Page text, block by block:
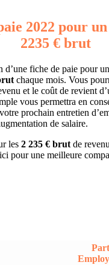
2022 pour
2235 € brut
fiche de paie pour
chaque mois. Vous
et le coût de revient
vous permettra en
prochain entretien
de salaire.
les 2 235 € brut de
pour une meilleure
Part